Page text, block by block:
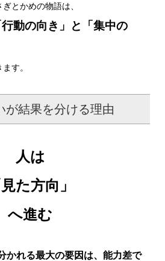
とかめの物語は、
動の向き」と「集中の
す。
が結果を分ける理由
人は
見た方向」
へ進む
かれる最大の要因は、能力差で